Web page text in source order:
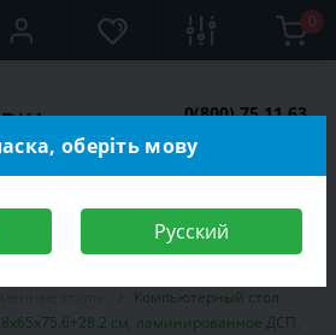
0
0(800) 75 11 63
Компьютерный стол
см, ламинированное ДСП,
оберіть мову
Русский